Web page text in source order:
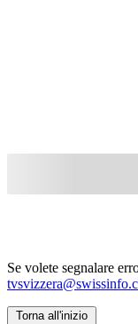
Se volete segnalare
Torna all'inizio